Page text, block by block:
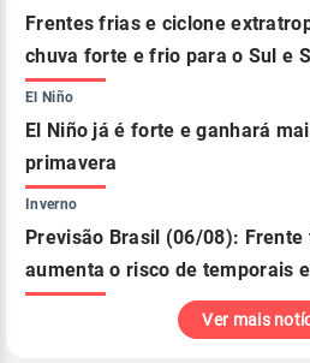
Frentes frias e ciclone
chuva forte e frio para o Sul e
El Niño
El Niño já é forte e ganhará
primavera
Inverno
Previsão Brasil (06/08):
aumenta o risco de temporais
Ver mais